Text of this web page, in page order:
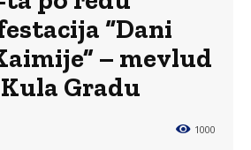
“Dani
– mevlud
Gradu
1000